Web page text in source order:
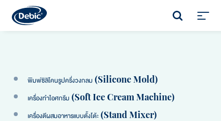
main
content
SEARCH
menu
พิมพ์ซิลิโคนรูปครึ่งวงกลม (Silicone Mold)
เครื่องทำไอศกรีม (Soft Ice Cream Machine)
เครื่องตีผสมอาหารแบบตั้งโต้ะ (Stand Mixer)